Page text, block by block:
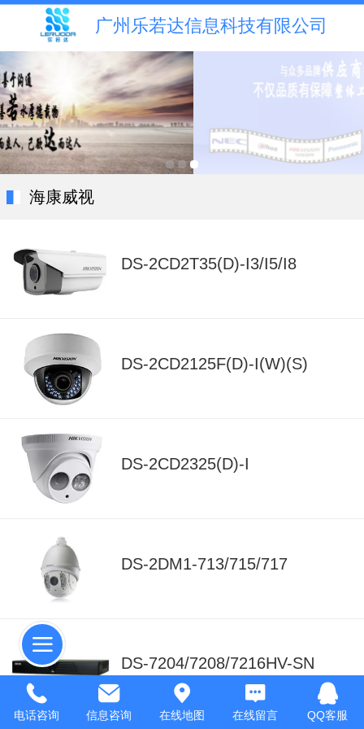
广州乐若达信息科技有限公司
海康威视
DS-2CD2T35(D)-I3/I5/I8
DS-2CD2125F(D)-I(W)(S)
DS-2CD2325(D)-I
DS-2DM1-713/715/717
DS-7204/7208/7216HV-SN
电话咨询 信息咨询 在线地图 在线留言 QQ客服